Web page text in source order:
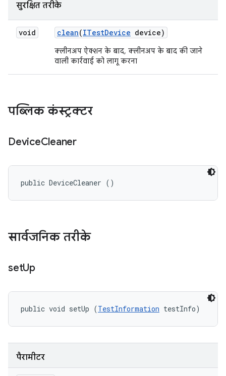
सुरक्षित तरीके
void clean(ITestDevice device)
क्लीनअप ऐक्शन के बाद, क्लीनअप के बाद की जाने
वाली कार्रवाई को लागू करना
पब्लिक कंस्ट्रक्टर
DeviceCleaner
public DeviceCleaner ()
सार्वजनिक तरीके
setUp
public void setUp (TestInformation testInfo)
पैरामीटर